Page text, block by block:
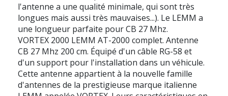
l'antenne a une qualité minimale, qui sont très
longues mais aussi très mauvaises...). Le LEMM a
une longueur parfaite pour CB 27 Mhz.
VORTEX 2000 LEMM AT-2000 complet. Antenne
CB 27 Mhz 200 cm. Équipé d'un câble RG-58 et
d'un support pour l'installation dans un véhicule.
Cette antenne appartient à la nouvelle famille
d'antennes de la prestigieuse marque italienne